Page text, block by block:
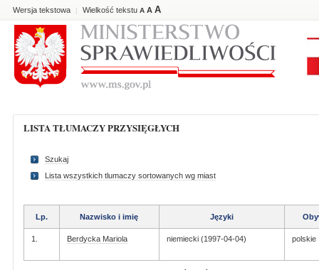
Wersja tekstowa | Wielkość tekstu A A A
LISTA TŁUMACZY PRZYSIĘGŁYCH
Szukaj
Lista wszystkich tlumaczy sortowanych wg miast
Lp. Nazwisko i imię Języki
1. Berdycka Mariola niemiecki (1997-04-04) polskie